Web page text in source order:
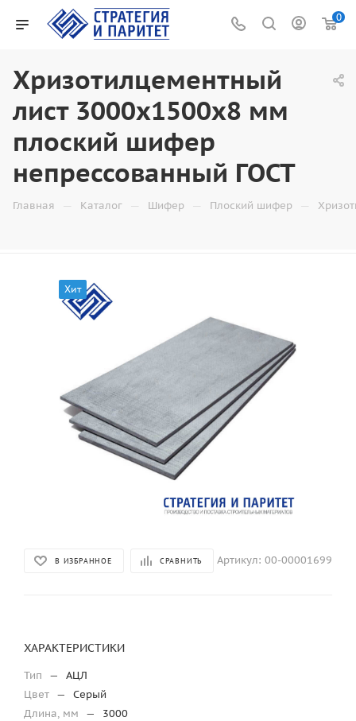
0
Хризотилцементный
лист 3000х1500х8 мм
плоский шифер
непрессованный ГОСТ
Главная — Каталог — Шифер — Плоский шифер —
Хит
В ИЗБРАННОЕ СРАВНИТЬ Артикул: 00-00001699
ХАРАКТЕРИСТИКИ
Тип —
АЦЛ
Цвет —
Серый
Длина, мм
—
3000